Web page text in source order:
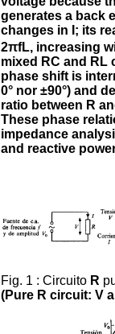
generates a back
changes in I; its
2πfL, increasing
mixed RC and RL
phase shift is
0° nor ±90°) and
ratio between R
These phase
impedance
and reactive
Fig. 1 : Circuito R
(Pure R circuit: V